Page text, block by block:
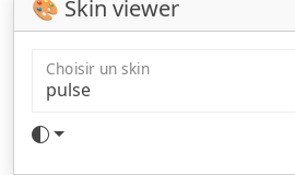
🎨 Skin viewer
Choisir un skin